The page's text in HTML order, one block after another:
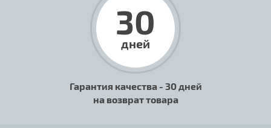
30
дней
Гарантия качества - 30 дней
на возврат товара